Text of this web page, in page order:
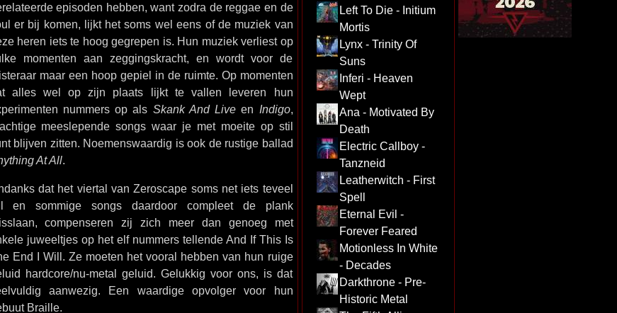
episoden hebben, want zodra de reggae en de
er bij komen, lijkt het soms wel eens of de muziek van
heren iets te hoog gegrepen is. Hun muziek verliest op
momenten aan zeggingskracht, en wordt voor de
maar een hoop gepiel in de ruimte. Op momenten
alles wel op zijn plaats lijkt te vallen leveren hun
nummers op als Skank And Live en Indigo,
meeslepende songs waar je met moeite op stil
blijven zitten. Noemenswaardig is ook de rustige ballad
At All.
dat het viertal van Zeroscape soms net iets teveel
en sommige songs daardoor compleet de plank
compenseren zij zich meer dan genoeg met
juweeltjes op het elf nummers tellende And If This Is
End I Will. Ze moeten het vooral hebben van hun ruige
hardcore/nu-metal geluid. Gelukkig voor ons, is dat
aanwezig. Een waardige opvolger voor hun
Braille.
Left To Die - Initium
Mortis
Lynx - Trinity Of
Suns
Inferi - Heaven
Wept
Ana - Motivated By
Death
Electric Callboy -
Tanzneid
Leatherwitch - First
Spell
Eternal Evil -
Forever Feared
Motionless In White
- Decades
Darkthrone - Pre-
Historic Metal